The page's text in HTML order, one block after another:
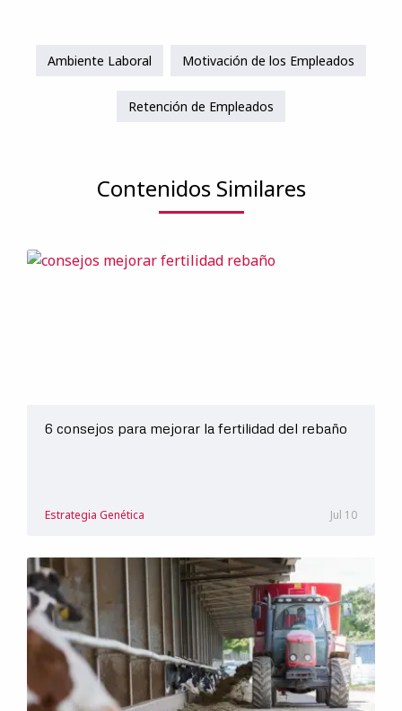
Ambiente Laboral Motivación de los Empleados
Retención de Empleados
Contenidos Similares
6 consejos para mejorar la fertilidad del rebaño
Estrategia Genética Jul 10